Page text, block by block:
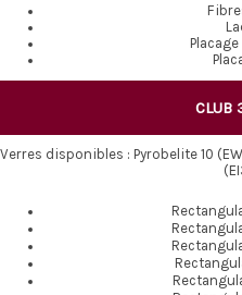
CLUB
Verres disponibles : Pyrobelite 10